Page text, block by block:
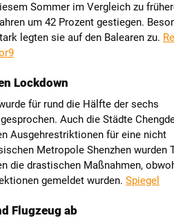
Sommer im Vergleich zu
um 42 Prozent gestiegen.
legten sie auf den Balearen zu.
Lockdown
für rund die Hälfte der sechs
Auch die Städte
Ausgehrestriktionen für eine nicht
Metropole Shenzhen wurden
die drastischen Maßnahmen,
gemeldet wurden. Spiegel
Flugzeug ab